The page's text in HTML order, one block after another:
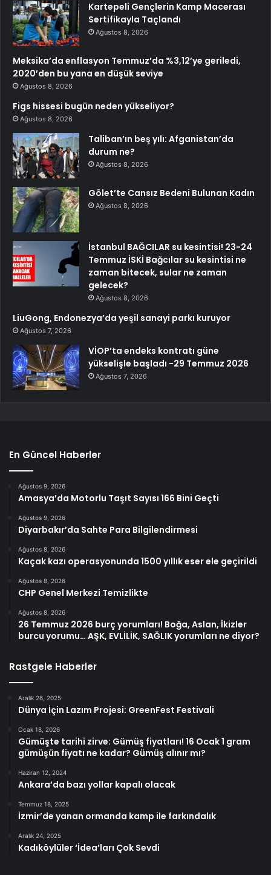
Kartepeli Gençlerin Kamp Macerası
Sertifikayla Taçlandı
Ağustos 8, 2026
Meksika’da enflasyon Temmuz’da %3,12’ye geriledi,
2020’den bu yana en düşük seviye
Ağustos 8, 2026
Figs hissesi bugün neden yükseliyor?
Ağustos 8, 2026
Taliban’ın beş yılı: Afganistan’da
durum ne?
Ağustos 8, 2026
Gölet’te Cansız Bedeni Bulunan Kadın
Ağustos 8, 2026
İstanbul BAĞCILAR su kesintisi! 23-24
Temmuz İSKİ Bağcılar su kesintisi ne
zaman bitecek, sular ne zaman
gelecek?
Ağustos 8, 2026
LiuGong, Endonezya’da yeşil sanayi parkı kuruyor
Ağustos 7, 2026
VİOP’ta endeks kontratı güne
yükselişle başladı -29 Temmuz 2026
Ağustos 7, 2026
En Güncel Haberler
Ağustos 9, 2026
Amasya’da Motorlu Taşıt Sayısı 166 Bini Geçti
Ağustos 9, 2026
Diyarbakır’da Sahte Para Bilgilendirmesi
Ağustos 8, 2026
Kaçak kazı operasyonunda 1500 yıllık eser ele geçirildi
Ağustos 8, 2026
CHP Genel Merkezi Temizlikte
Ağustos 8, 2026
26 Temmuz 2026 burç yorumları! Boğa, Aslan, İkizler
burcu yorumu… AŞK, EVLİLİK, SAĞLIK yorumları ne diyor?
Rastgele Haberler
Aralık 26, 2025
Dünya İçin Lazım Projesi: GreenFest Festivali
Ocak 18, 2026
Gümüşte tarihi zirve: Gümüş fiyatları! 16 Ocak 1 gram
gümüşün fiyatı ne kadar? Gümüş alınır mı?
Haziran 12, 2024
Ankara’da bazı yollar kapalı olacak
Temmuz 18, 2025
İzmir’de yanan ormanda kamp ile farkındalık
Aralık 24, 2025
Kadıköylüler ‘İdea’ları Çok Sevdi